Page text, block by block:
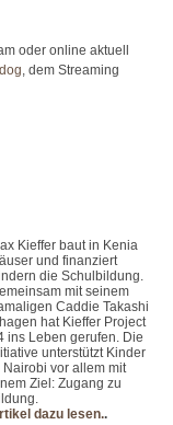
oder online aktuell
, dem Streaming
Kieffer baut in Kenia
und finanziert
die Schulbildung.
mit seinem
Caddie Takashi
hat Kieffer Project
ins Leben gerufen. Die
unterstützt Kinder
Nairobi vor allem mit
Ziel: Zugang zu
dazu lesen..